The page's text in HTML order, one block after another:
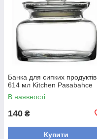
Банка для сипких продуктів
614 мл Kitchen Pasabahce
В наявності
140 ₴
Купити